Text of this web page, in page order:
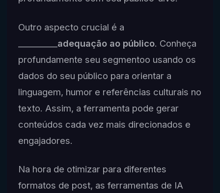
Outro aspecto crucial é a
adequação ao público. Conheça
profundamente seu segmentoo usando os
dados do seu público para orientar a
linguagem, humor e referências culturais no
texto. Assim, a ferramenta pode gerar
conteúdos cada vez mais direcionados e
engajadores.
Na hora de otimizar para diferentes
formatos de post, as ferramentas de IA